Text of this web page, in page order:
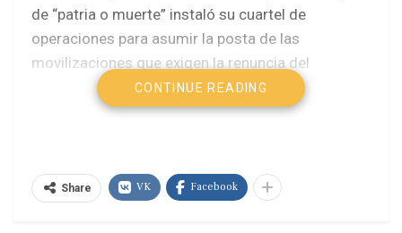
de “patria o muerte” instaló su cuartel de
operaciones para asumir la posta de las
movilizaciones que exigen la renuncia del
presidente Rodrigo Paz. La denominada “marcha
por la vida y para salvar la Patria”, que partió días
semanas mantienen en vilo al país.
CONTINUE READING
Share VK Facebook